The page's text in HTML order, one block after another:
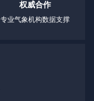
权威合作
专业气象机构数据支撑